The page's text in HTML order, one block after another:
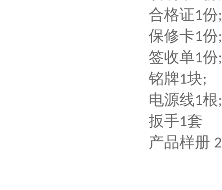
合格证1份;
保修卡1份;
签收单1份;
铭牌1块;
电源线1根;
扳手1套
产品样册 2